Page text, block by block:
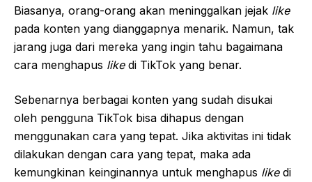
Biasanya, orang-orang akan meninggalkan jejak like
pada konten yang dianggapnya menarik. Namun, tak
jarang juga dari mereka yang ingin tahu bagaimana
cara menghapus like di TikTok yang benar.
Sebenarnya berbagai konten yang sudah disukai
oleh pengguna TikTok bisa dihapus dengan
menggunakan cara yang tepat. Jika aktivitas ini tidak
dilakukan dengan cara yang tepat, maka ada
kemungkinan keinginannya untuk menghapus like di